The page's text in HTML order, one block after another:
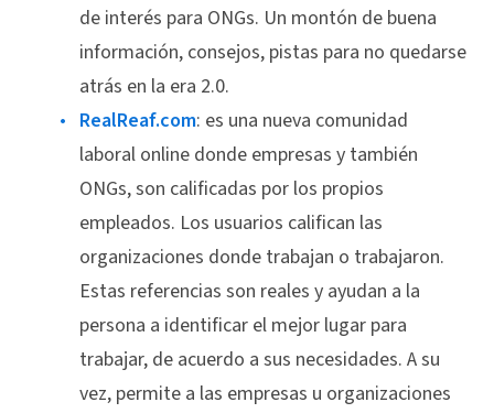
de interés para ONGs. Un montón de buena
información, consejos, pistas para no quedarse
atrás en la era 2.0.
RealReaf.com: es una nueva comunidad
laboral online donde empresas y también
ONGs, son calificadas por los propios
empleados. Los usuarios califican las
organizaciones donde trabajan o trabajaron.
Estas referencias son reales y ayudan a la
persona a identificar el mejor lugar para
trabajar, de acuerdo a sus necesidades. A su
vez, permite a las empresas u organizaciones